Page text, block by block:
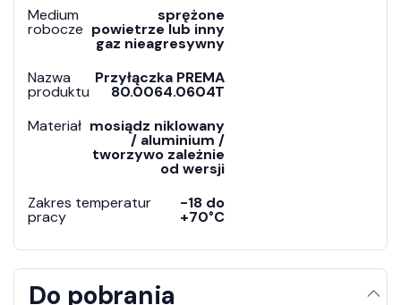
Medium
robocze
sprężone
powietrze lub inny
gaz nieagresywny
Nazwa
produktu
Przyłączka PREMA
80.0064.0604T
Materiał mosiądz niklowany
/ aluminium /
tworzywo zależnie
od wersji
Zakres temperatur
pracy
-18 do
+70°C
Do pobrania